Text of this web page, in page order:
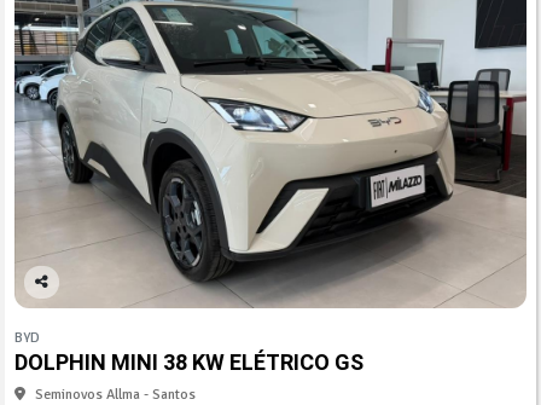
Co
arti
lhe
BYD
DOLPHIN MINI 38 KW ELÉTRICO GS
Seminovos Allma - Santos